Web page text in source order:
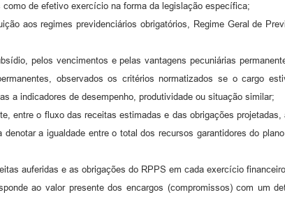
de efetivo exercício na forma da legislação específica;
aos regimes previdenciários obrigatórios, Regime Geral de
pelos vencimentos e pelas vantagens pecuniárias
observados os critérios normatizados se o cargo
a indicadores de desempenho, produtividade ou situação similar;
entre o fluxo das receitas estimadas e das obrigações
a igualdade entre o total dos recursos garantidores do
auferidas e as obrigações do RPPS em cada exercício
ao valor presente dos encargos (compromissos) com um